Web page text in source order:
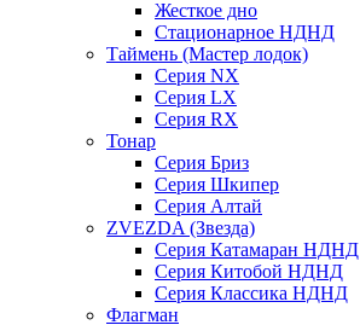
Жесткое дно
Стационарное НДНД
Таймень (Мастер лодок)
Серия NX
Серия LX
Серия RX
Тонар
Серия Бриз
Серия Шкипер
Серия Алтай
ZVEZDA (Звезда)
Серия Катамаран НДНД
Серия Китобой НДНД
Серия Классика НДНД
Флагман